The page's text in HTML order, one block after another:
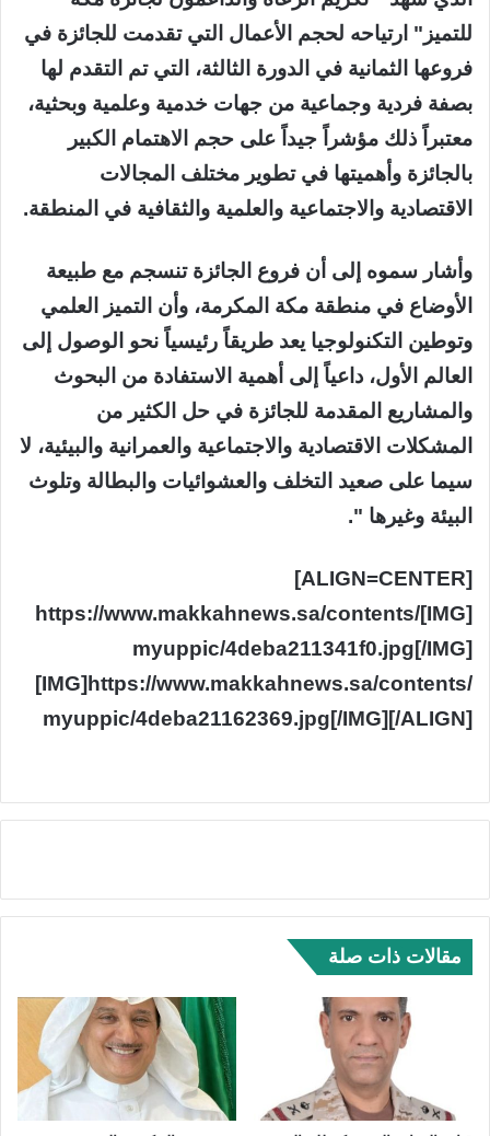
للتميز" ارتياحه لحجم الأعمال التي تقدمت للجائزة في
فروعها الثمانية في الدورة الثالثة، التي تم التقدم لها
بصفة فردية وجماعية من جهات خدمية وعلمية وبحثية،
معتبراً ذلك مؤشراً جيداً على حجم الاهتمام الكبير
بالجائزة وأهميتها في تطوير مختلف المجالات
الاقتصادية والاجتماعية والعلمية والثقافية في المنطقة.
وأشار سموه إلى أن فروع الجائزة تنسجم مع طبيعة
الأوضاع في منطقة مكة المكرمة، وأن التميز العلمي
وتوطين التكنولوجيا يعد طريقاً رئيسياً نحو الوصول إلى
العالم الأول، داعياً إلى أهمية الاستفادة من البحوث
والمشاريع المقدمة للجائزة في حل الكثير من
المشكلات الاقتصادية والاجتماعية والعمرانية والبيئية، لا
سيما على صعيد التخلف والعشوائيات والبطالة وتلوث
البيئة وغيرها ".
[ALIGN=CENTER]
[IMG]https://www.makkahnews.sa/contents/
myuppic/4deba211341f0.jpg[/IMG]
[IMG]https://www.makkahnews.sa/contents/
myuppic/4deba21162369.jpg[/IMG][/ALIGN]
مقالات ذات صلة